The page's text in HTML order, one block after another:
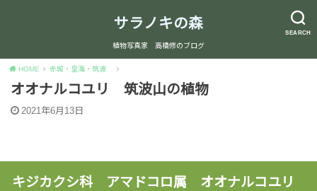
SEARCH
サラノキの森
植物写真家 高橋修のブログ
HOME 赤城・皇海・筑波
オオナルコユリ 筑波山の植物
2021年6月13日
キジカクシ科 アマドコロ属 オオナルコユリ